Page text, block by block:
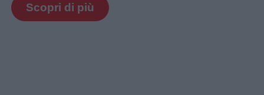
Scopri di più